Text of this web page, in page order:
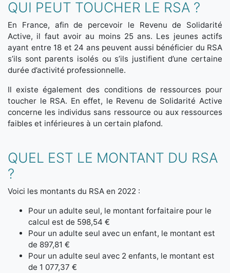
QUI PEUT TOUCHER LE RSA ?
En France, afin de percevoir le Revenu de Solidarité
Active, il faut avoir au moins 25 ans. Les jeunes actifs
ayant entre 18 et 24 ans peuvent aussi bénéficier du RSA
s’ils sont parents isolés ou s’ils justifient d’une certaine
durée d’activité professionnelle.
Il existe également des conditions de ressources pour
toucher le RSA. En effet, le Revenu de Solidarité Active
concerne les individus sans ressource ou aux ressources
faibles et inférieures à un certain plafond.
QUEL EST LE MONTANT DU RSA
?
Voici les montants du RSA en 2022 :
Pour un adulte seul, le montant forfaitaire pour le
calcul est de 598,54 €
Pour un adulte seul avec un enfant, le montant est
de 897,81 €
Pour un adulte seul avec 2 enfants, le montant est
de 1 077,37 €